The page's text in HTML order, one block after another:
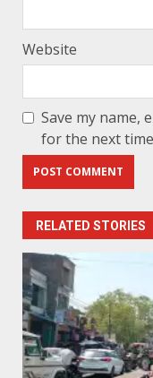
Website
Save my name,
for the next
RELATED STORIES